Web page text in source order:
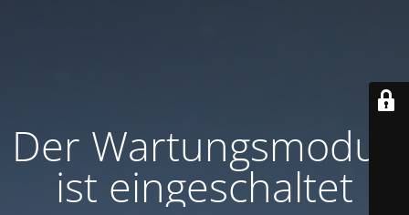
Der Wartungsmodus
ist eingeschaltet